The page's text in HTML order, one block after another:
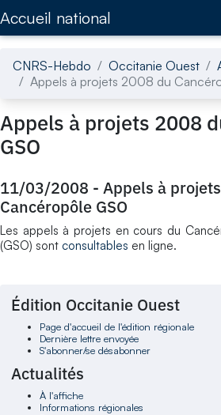
Accueil national
CNRS-Hebdo Occitanie Ouest
Appels à projets 2008 du
Appels à projets 2008
GSO
11/03/2008 - Appels à
Cancéropôle GSO
Les appels à projets en cours du
(GSO) sont consultables en ligne.
Édition Occitanie Ouest
Page d'accueil de l'édition régionale
Dernière lettre envoyée
S'abonner/se désabonner
Actualités
À l'affiche
Informations régionales